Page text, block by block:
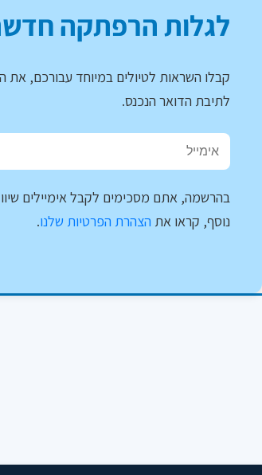
לגלות הרפתקה
קבלו השראות לטיולים במיוחד עבורכם, את
לתיבת הדואר הנכנס.
בהרשמה, אתם מסכימים לקבל אימיילים
נוסף, קראו את הצהרת הפרטיות שלנו.